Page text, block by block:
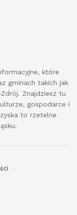
które
gminach takich jak
Znajdziesz tu
gospodarce i
to rzetelne